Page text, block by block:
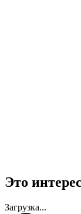
Это
Загрузка...